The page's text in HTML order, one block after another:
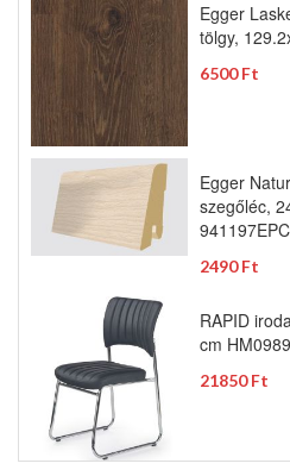
Egger
tölgy,
6500 Ft
Egger
szegőléc,
2490 Ft
RAPID
cm HM0989
21850 Ft